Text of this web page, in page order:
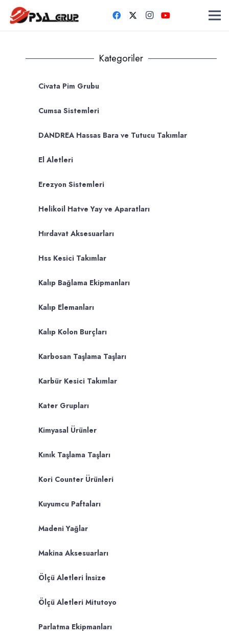
Kategoriler
Civata Pim Grubu
Cumsa Sistemleri
DANDREA Hassas Bara ve Tutucu Takımlar
El Aletleri
Erezyon Sistemleri
Helikoil Hatve Yay ve Aparatları
Hırdavat Aksesuarları
Hss Kesici Takımlar
Kalıp Bağlama Ekipmanları
Kalıp Elemanları
Kalıp Kolon Burçları
Karbosan Taşlama Taşları
Karbür Kesici Takımlar
Kater Grupları
Kimyasal Ürünler
Kınık Taşlama Taşları
Kori Counter Ürünleri
Kuyumcu Paftaları
Madeni Yağlar
Makina Aksesuarları
Ölçü Aletleri İnsize
Ölçü Aletleri Mitutoyo
Parlatma Ekipmanları